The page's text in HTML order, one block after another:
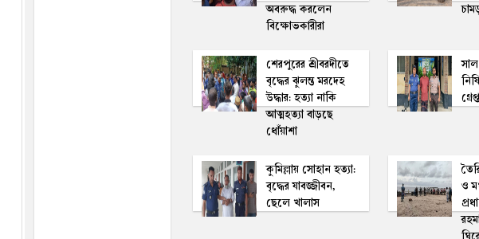
অবরুদ্ধ করলেন
বিক্ষোভকারীরা
শেরপুরের শ্রীবরদীতে
বৃদ্ধের ঝুলন্ত মরদেহ
উদ্ধার: হত্যা নাকি
আত্মহত্যা বাড়ছে
ধোঁয়াশা
কুমিল্লায় সোহান হত্যা:
বৃদ্ধের যাবজ্জীবন,
ছেলে খালাস
ও